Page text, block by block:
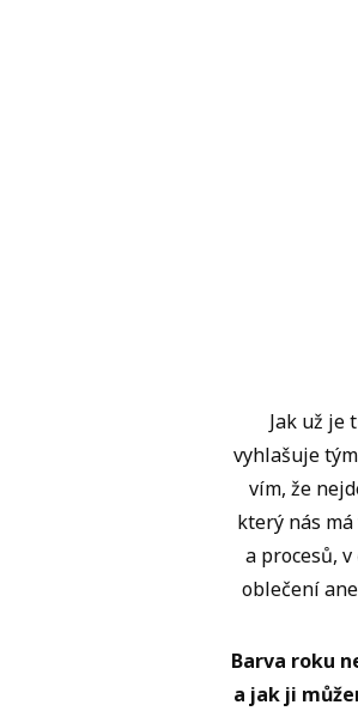
Jak už je
vyhlašuje
vím, že
který nás
a procesů,
oblečení
Barva roku
a jak ji